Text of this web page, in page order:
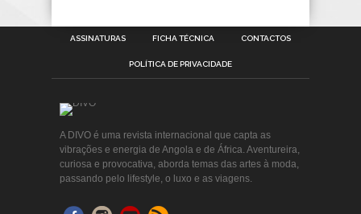
ASSINATURAS FICHA TÉCNICA CONTACTOS
POLÍTICA DE PRIVACIDADE
A DIVO é uma revista internacional que capta as
vibrações e energia de Angola e de África. Aventureira,
curiosa e provocativa, aborda temas das artes à moda,
passando pelo lifestyle, o luxo e as viagens.